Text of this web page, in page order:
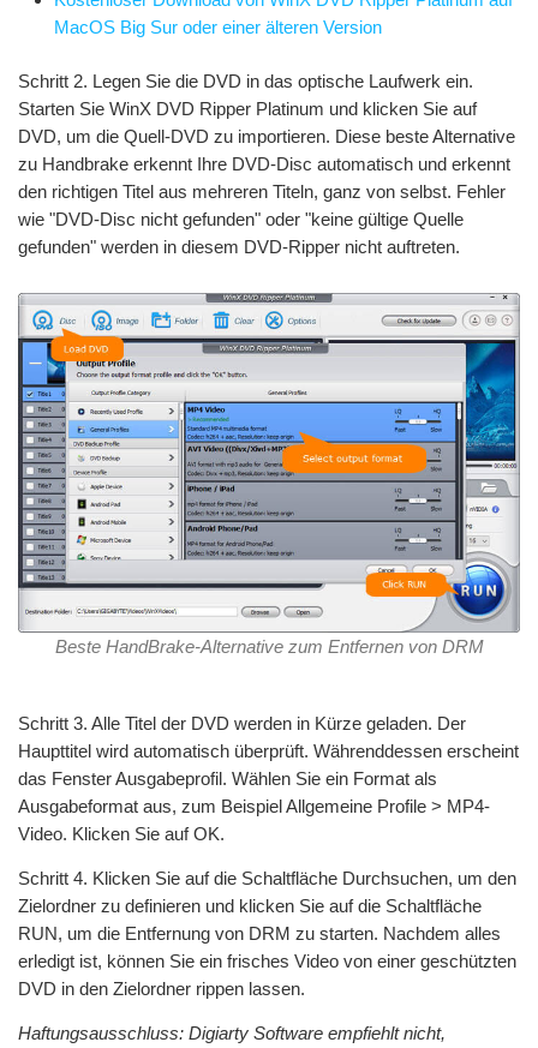
MacOS Big Sur oder einer älteren Version
Schritt 2. Legen Sie die DVD in das optische Laufwerk ein.
Starten Sie WinX DVD Ripper Platinum und klicken Sie auf
DVD, um die Quell-DVD zu importieren. Diese beste Alternative
zu Handbrake erkennt Ihre DVD-Disc automatisch und erkennt
den richtigen Titel aus mehreren Titeln, ganz von selbst. Fehler
wie "DVD-Disc nicht gefunden" oder "keine gültige Quelle
gefunden" werden in diesem DVD-Ripper nicht auftreten.
Beste HandBrake-Alternative zum Entfernen von DRM
Schritt 3. Alle Titel der DVD werden in Kürze geladen. Der
Haupttitel wird automatisch überprüft. Währenddessen erscheint
das Fenster Ausgabeprofil. Wählen Sie ein Format als
Ausgabeformat aus, zum Beispiel Allgemeine Profile > MP4-
Video. Klicken Sie auf OK.
Schritt 4. Klicken Sie auf die Schaltfläche Durchsuchen, um den
Zielordner zu definieren und klicken Sie auf die Schaltfläche
RUN, um die Entfernung von DRM zu starten. Nachdem alles
erledigt ist, können Sie ein frisches Video von einer geschützten
DVD in den Zielordner rippen lassen.
Haftungsausschluss: Digiarty Software empfiehlt nicht,